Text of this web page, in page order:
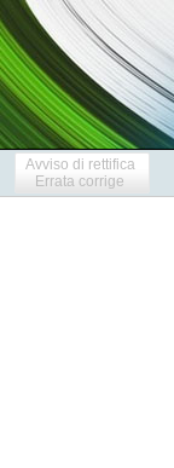
Avviso di rettifica
Errata corrige